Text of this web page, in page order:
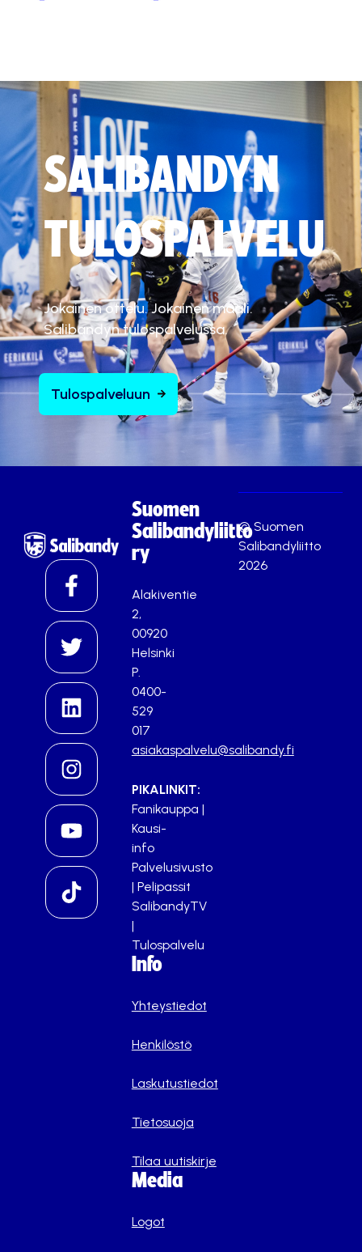
SALIBANDYN
TULOSPALVELU
Jokainen ottelu. Jokainen maali.
Salibandyn tulospalvelussa.
Tulospalveluun
Suomen
Salibandyliitto
ry
Alakiventie
2,
00920
Helsinki
P.
0400-
529
017
asiakaspalvelu@salibandy.fi
PIKALINKIT:
Fanikauppa |
Kausi-
info
Palvelusivusto
| Pelipassit
SalibandyTV
|
Tulospalvelu
Info
Yhteystiedot
Henkilöstö
Laskutustiedot
Tietosuoja
Tilaa uutiskirje
Media
Logot
© Suomen
Salibandyliitto
2026